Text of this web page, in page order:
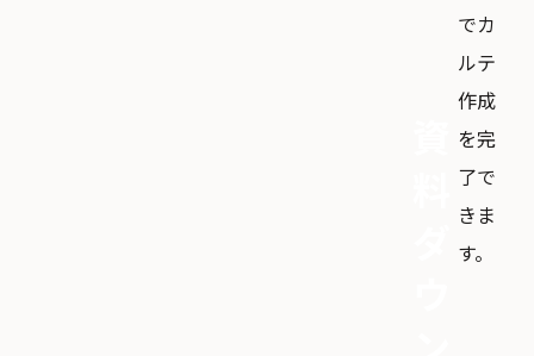
でカ
ルテ
作成
を完
了で
きま
す。